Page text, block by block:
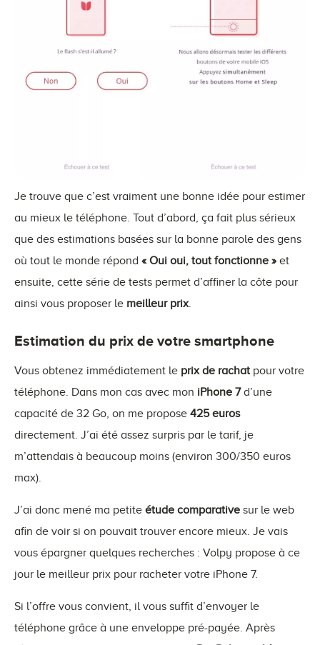
Je trouve que c’est vraiment une bonne idée pour estimer
au mieux le téléphone. Tout d’abord, ça fait plus sérieux
que des estimations basées sur la bonne parole des gens
où tout le monde répond « Oui oui, tout fonctionne » et
ensuite, cette série de tests permet d’affiner la côte pour
ainsi vous proposer le meilleur prix.
Estimation du prix de votre smartphone
Vous obtenez immédiatement le prix de rachat pour votre
téléphone. Dans mon cas avec mon iPhone 7d’une
capacité de 32 Go, on me propose 425 euros
directement. J’ai été assez surpris par le tarif, je
m’attendais à beaucoup moins (environ 300/350 euros
max).
J’ai donc mené ma petite étude comparative sur le web
afin de voir si on pouvait trouver encore mieux. Je vais
vous épargner quelques recherches : Volpy propose à ce
jour le meilleur prix pour racheter votre iPhone 7.
Si l’offre vous convient, il vous suffit d’envoyer le
téléphone grâce à une enveloppe pré-payée. Après